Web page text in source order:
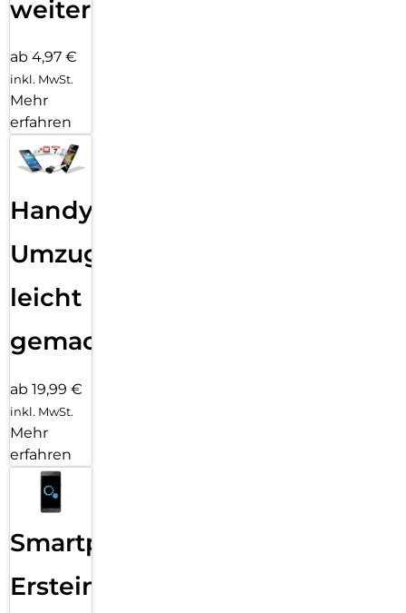
weiter
ab 4,97 €
inkl. MwSt.
Mehr
erfahren
Handy
Umzug
leicht
gemacht!
ab 19,99 €
inkl. MwSt.
Mehr
erfahren
Smartphone
Ersteinrichtung